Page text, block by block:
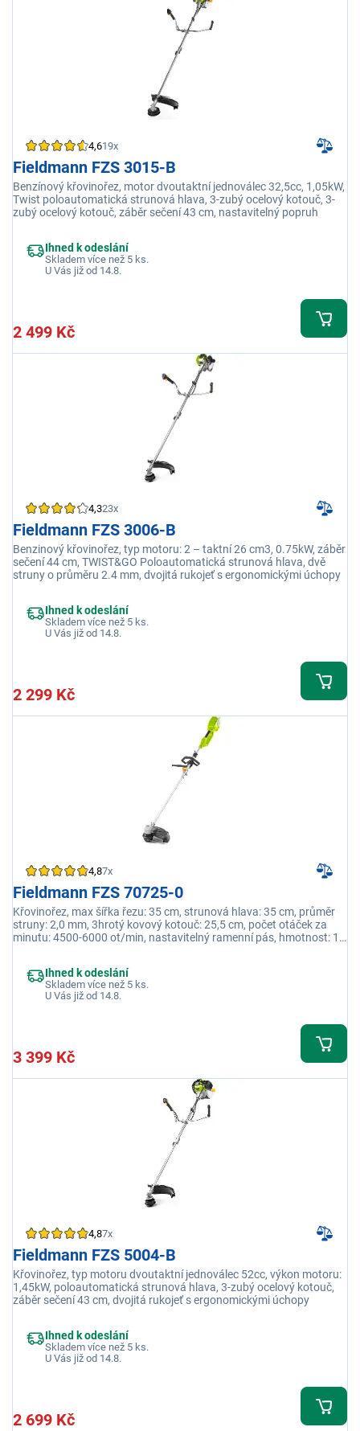
4,619x
Fieldmann FZS 3015-B
Benzínový křovinořez, motor dvoutaktní jednoválec 32,5cc, 1,05kW,
Twist poloautomatická strunová hlava, 3-zubý ocelový kotouč, 3-
zubý ocelový kotouč, záběr sečení 43 cm, nastavitelný popruh
Ihned k odeslání
Skladem více než 5 ks.
U Vás již od 14.8.
2 499 Kč
4,323x
Fieldmann FZS 3006-B
Benzinový křovinořez, typ motoru: 2 – taktní 26 cm3, 0.75kW, záběr
sečení 44 cm, TWIST&GO Poloautomatická strunová hlava, dvě
struny o průměru 2.4 mm, dvojitá rukojeť s ergonomickými úchopy
Ihned k odeslání
Skladem více než 5 ks.
U Vás již od 14.8.
2 299 Kč
4,87x
Fieldmann FZS 70725-0
Křovinořez, max šířka řezu: 35 cm, strunová hlava: 35 cm, průměr
struny: 2,0 mm, 3hrotý kovový kotouč: 25,5 cm, počet otáček za
minutu: 4500-6000 ot/min, nastavitelný ramenní pás, hmotnost: 10
Ihned k odeslání
Skladem více než 5 ks.
U Vás již od 14.8.
3 399 Kč
4,87x
Fieldmann FZS 5004-B
Křovinořez, typ motoru dvoutaktní jednoválec 52cc, výkon motoru:
1,45kW, poloautomatická strunová hlava, 3-zubý ocelový kotouč,
záběr sečení 43 cm, dvojitá rukojeť s ergonomickými úchopy
Ihned k odeslání
Skladem více než 5 ks.
U Vás již od 14.8.
2 699 Kč